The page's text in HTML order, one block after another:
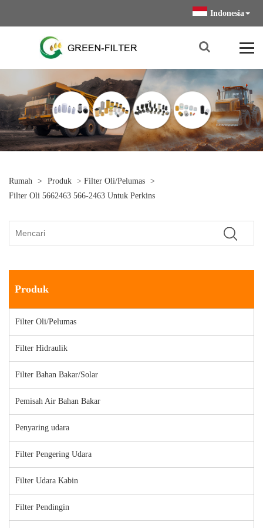
Indonesia
Rumah > Produk > Filter Oli/Pelumas >
Filter Oli 5662463 566-2463 Untuk Perkins
Produk
Filter Oli/Pelumas
Filter Hidraulik
Filter Bahan Bakar/Solar
Pemisah Air Bahan Bakar
Penyaring udara
Filter Pengering Udara
Filter Udara Kabin
Filter Pendingin